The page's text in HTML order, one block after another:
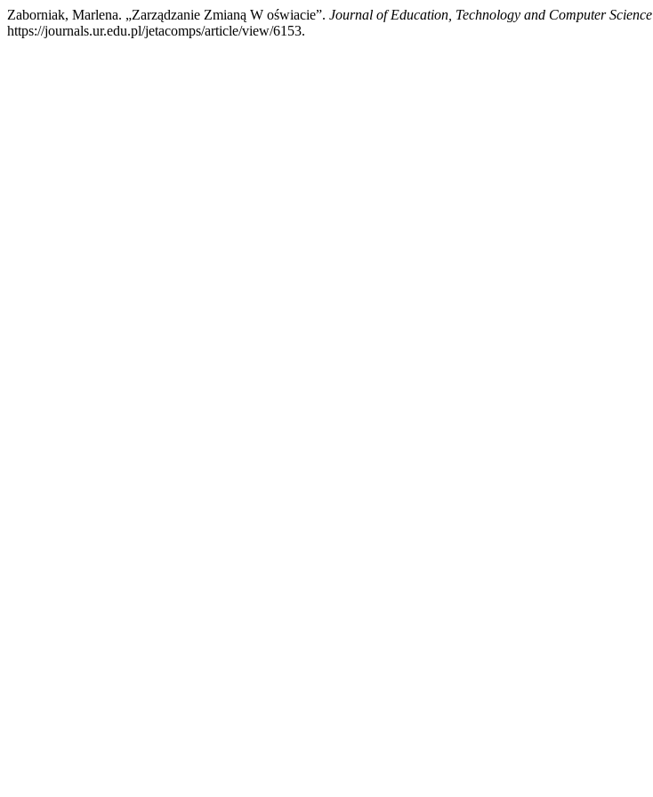
Zaborniak, Marlena. „Zarządzanie Zmianą W oświacie”. Journal of Education, Technology and Computer Science
https://journals.ur.edu.pl/jetacomps/article/view/6153.